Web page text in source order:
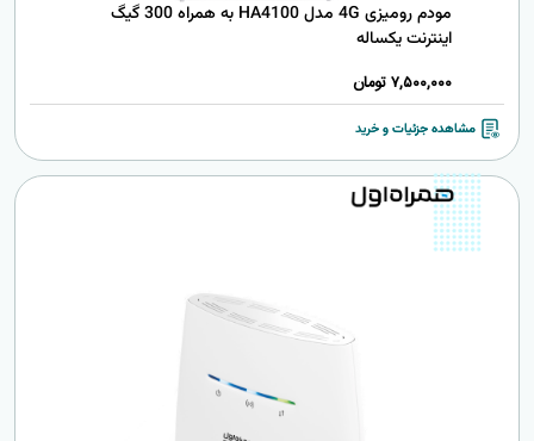
مودم رومیزی 4G مدل HA4100 به همراه 300 گیگ
اینترنت یکساله
7,500,000 تومان
مشاهده جزئیات و خرید